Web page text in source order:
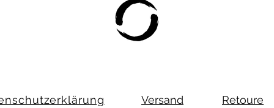
Versand
Retoure